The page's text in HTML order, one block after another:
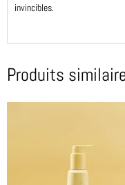
invincibles.
Produits